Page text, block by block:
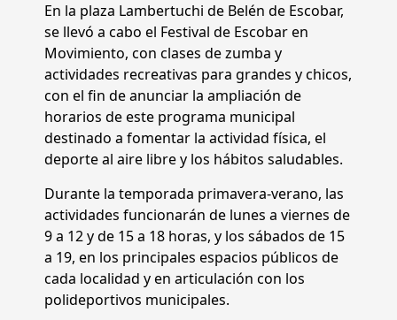
En la plaza Lambertuchi de Belén de Escobar,
se llevó a cabo el Festival de Escobar en
Movimiento, con clases de zumba y
actividades recreativas para grandes y chicos,
con el fin de anunciar la ampliación de
horarios de este programa municipal
destinado a fomentar la actividad física, el
deporte al aire libre y los hábitos saludables.
Durante la temporada primavera-verano, las
actividades funcionarán de lunes a viernes de
9 a 12 y de 15 a 18 horas, y los sábados de 15
a 19, en los principales espacios públicos de
cada localidad y en articulación con los
polideportivos municipales.